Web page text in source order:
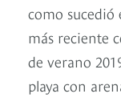
como sucedió
más reciente
de verano
playa con